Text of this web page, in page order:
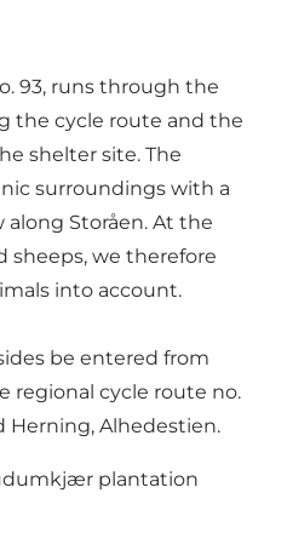
93, runs through the
the cycle route and the
shelter site. The
surroundings with a
Storåen. At the
sheeps, we therefore
into account.
be entered from
cycle route no.
Herning, Alhedestien.
plantation